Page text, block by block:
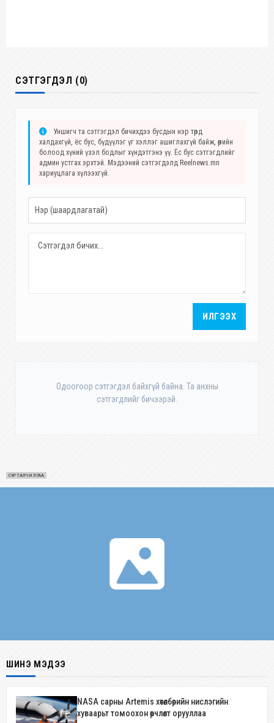
СЭТГЭГДЭЛ (0)
Уншигч та сэтгэгдэл бичихдээ бусдын нэр төрд
халдахгүй, ёс бус, бүдүүлэг үг хэллэг ашиглахгүй байж, өөрийн
болоод хүний үзэл бодлыг хүндэтгэнэ үү. Ёс бус сэтгэгдлийг
админ устгах эрхтэй. Мэдээний сэтгэгдэлд Reelnews.mn
хариуцлага хүлээхгүй.
ИЛГЭЭХ
Одоогоор сэтгэгдэл байхгүй байна. Та анхны
сэтгэгдлийг бичээрэй.
СУРТАЛЧИЛГАА
ШИНЭ МЭДЭЭ
NASA сарны Artemis хөтөлбөрийн нислэгийн
хуваарьт томоохон өөрчлөлт орууллаа